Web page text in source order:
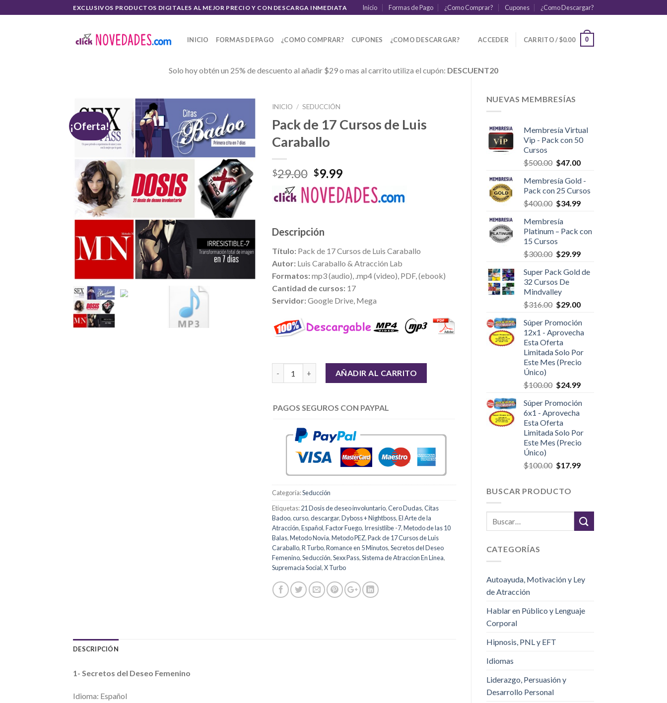
to
EXCLUSIVOS PRODUCTOS DIGITALES AL MEJOR PRECIO Y CON DESCARGA INMEDIATA Inicio Formas de Pago ¿Como Comprar? Cupones ¿Como Descargar?
INICIO FORMAS DE PAGO ¿COMO COMPRAR? CUPONES ¿COMO DESCARGAR? ACCEDER CARRITO /$0.00 0
Solo hoy obtén un 25% de descuento al añadir $29 o mas al carrito utiliza el cupón: DESCUENT20
NUEVAS MEMBRESÍAS
Membresía Virtual
Vip - Pack con 50
Cursos
$500.00 $47.00
Membresía Gold -
Pack con 25 Cursos
$400.00 $34.99
Membresía
Platinum – Pack con
15 Cursos
$300.00 $29.99
Super Pack Gold de
32 Cursos De
Mindvalley
$316.00 $29.00
Súper Promoción
12x1 - Aprovecha
Esta Oferta
Limitada Solo Por
Este Mes (Precio
Único)
$100.00 $24.99
Súper Promoción
6x1 - Aprovecha
Esta Oferta
Limitada Solo Por
Este Mes (Precio
Único)
$100.00 $17.99
BUSCAR PRODUCTO
CATEGORÍAS
Autoayuda, Motivación y Ley
de Atracción
Hablar en Público y Lenguaje
Corporal
Hipnosis, PNL y EFT
Idiomas
Liderazgo, Persuasión y
Desarrollo Personal
¡Oferta!
INICIO / SEDUCCIÓN
Pack de 17 Cursos de Luis
Caraballo
$29.00 $9.99
Descripción
Título:Pack de 17 Cursos de Luis Caraballo
Autor:Luis Caraballo & Atracción Lab
Formatos:mp3 (audio), .mp4 (video), PDF, (ebook)
Cantidad de cursos:17
Servidor:Google Drive, Mega
AÑADIR AL CARRITO
PAGOS SEGUROS CON PAYPAL
Categoría:Seducción
Etiquetas:21 Dosis de deseo involuntario,Cero Dudas,Citas
Badoo,curso,descargar,Dyboss + Nightboss,El Arte de la
Atracción,Español,Factor Fuego, Irresistlibe -7,Metodo de las 10
Balas,Metodo Novia,Metodo PEZ,Pack de 17 Cursos de Luis
Caraballo,R Turbo,Romance en 5 Minutos,Secretos del Deseo
Femenino,Seducción,Sexx Pass,Sistema de Atraccion En Linea,
Supremacia Social,X Turbo
DESCRIPCIÓN
1- Secretos del Deseo Femenino
Idioma: Español